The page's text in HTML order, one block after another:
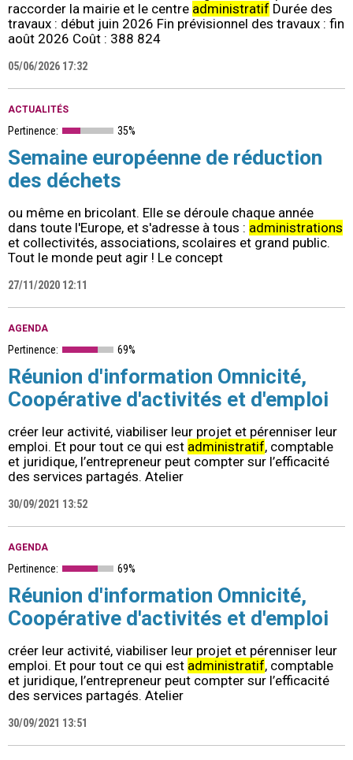
raccorder la mairie et le centre administratif Durée des
travaux : début juin 2026 Fin prévisionnel des travaux : fin
août 2026 Coût : 388 824
05/06/2026 17:32
ACTUALITÉS
Pertinence: 35%
Semaine européenne de réduction
des déchets
ou même en bricolant. Elle se déroule chaque année
dans toute l'Europe, et s'adresse à tous : administrations
et collectivités, associations, scolaires et grand public.
Tout le monde peut agir ! Le concept
27/11/2020 12:11
AGENDA
Pertinence: 69%
Réunion d'information Omnicité,
Coopérative d'activités et d'emploi
créer leur activité, viabiliser leur projet et pérenniser leur
emploi. Et pour tout ce qui est administratif, comptable
et juridique, l’entrepreneur peut compter sur l’efficacité
des services partagés. Atelier
30/09/2021 13:52
AGENDA
Pertinence: 69%
Réunion d'information Omnicité,
Coopérative d'activités et d'emploi
créer leur activité, viabiliser leur projet et pérenniser leur
emploi. Et pour tout ce qui est administratif, comptable
et juridique, l’entrepreneur peut compter sur l’efficacité
des services partagés. Atelier
30/09/2021 13:51